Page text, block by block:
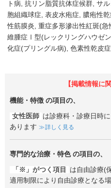
ト病 抗リン脂質抗体症候群 サ
胞組織球症 表皮水疱症 膿疱性
性筋膜炎 重症多形滲出性紅斑(急
維腫症Ⅰ型(レックリングハウゼ
化症(プリングル病) 色素性乾皮
【掲載情報に
機能・特徴 の項目の、
女性医師 は診療科・診療日時
あります
詳しく見る
専門的な治療・特色の項目の、
「※」がつく項目
は自由診療(
適用制限により自由診療となる